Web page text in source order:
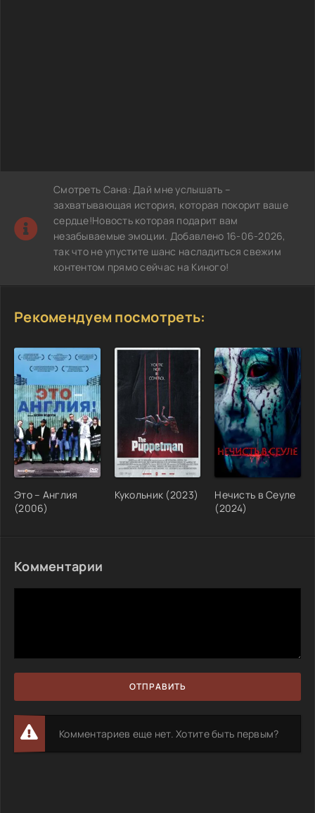
Смотреть Сана: Дай мне услышать –
захватывающая история, которая покорит ваше
сердце!Новость которая подарит вам
незабываемые эмоции. Добавлено 16-06-2026,
так что не упустите шанс насладиться свежим
контентом прямо сейчас на Киного!
Рекомендуем посмотреть:
Это – Англия
(2006)
Кукольник (2023)
Нечисть в Сеуле
(2024)
Комментарии
ОТПРАВИТЬ
Комментариев еще нет. Хотите быть первым?